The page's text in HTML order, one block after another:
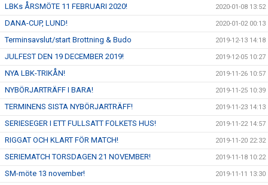
LBKs ÅRSMÖTE 11 FEBRUARI 2020! 2020-01-08 13:52
DANA-CUP, LUND! 2020-01-02 00:13
Terminsavslut/start Brottning & Budo 2019-12-13 14:18
JULFEST DEN 19 DECEMBER 2019! 2019-12-05 10:27
NYA LBK-TRIKÅN! 2019-11-26 10:57
NYBÖRJARTRÄFF I BARA! 2019-11-25 10:39
TERMINENS SISTA NYBÖRJARTRÄFF! 2019-11-23 14:13
SERIESEGER I ETT FULLSATT FOLKETS HUS! 2019-11-22 14:57
RIGGAT OCH KLART FÖR MATCH! 2019-11-20 22:32
SERIEMATCH TORSDAGEN 21 NOVEMBER! 2019-11-18 10:22
SM-möte 13 november! 2019-11-11 13:30